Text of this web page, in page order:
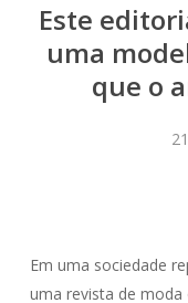
Este
uma
que o
Em uma sociedade
uma revista de moda